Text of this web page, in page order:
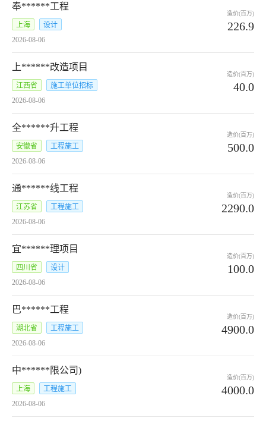
奉******工程
上海
设计
2026-08-06
造价(百万)
226.9
上******改造项目
江西省
施工单位招标
2026-08-06
造价(百万)
40.0
全******升工程
安徽省
工程施工
2026-08-06
造价(百万)
500.0
通******线工程
江苏省
工程施工
2026-08-06
造价(百万)
2290.0
宜******理项目
四川省
设计
2026-08-06
造价(百万)
100.0
巴******工程
湖北省
工程施工
2026-08-06
造价(百万)
4900.0
中******限公司)
上海
工程施工
2026-08-06
造价(百万)
4000.0